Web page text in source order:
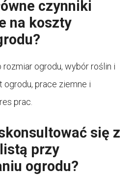
czynniki
na koszty
rozmiar ogrodu, wybór roślin i
ogrodu, prace ziemne i
prac.
się z
przy
ogrodu?